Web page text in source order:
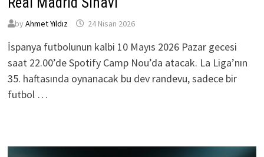
by Ahmet Yıldız 24 Nisan 2026
İspanya futbolunun kalbi 10 Mayıs 2026 Pazar gecesi
saat 22.00’de Spotify Camp Nou’da atacak. La Liga’nın
35. haftasında oynanacak bu dev randevu, sadece bir
futbol …